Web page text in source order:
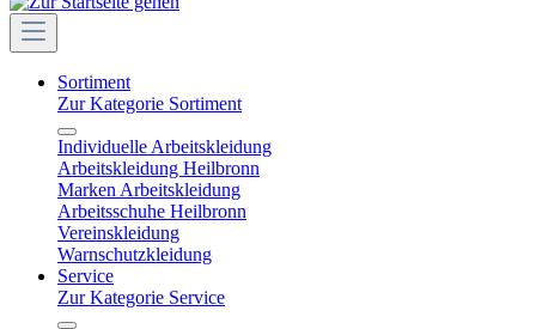
Sortiment
Zur Kategorie Sortiment
Individuelle Arbeitskleidung
Arbeitskleidung Heilbronn
Marken Arbeitskleidung
Arbeitsschuhe Heilbronn
Vereinskleidung
Warnschutzkleidung
Service
Zur Kategorie Service